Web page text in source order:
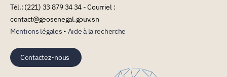
Tél.: (221) 33 879 34 34 - Courriel :
contact@geosenegal.gouv.sn
Mentions légales • Aide à la recherche
Contactez-nous